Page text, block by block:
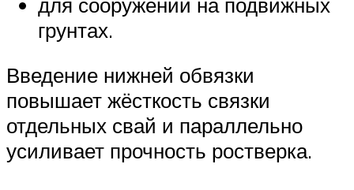
грунтах.
Введение нижней обвязки
повышает жёсткость связки
отдельных свай и параллельно
усиливает прочность ростверка.